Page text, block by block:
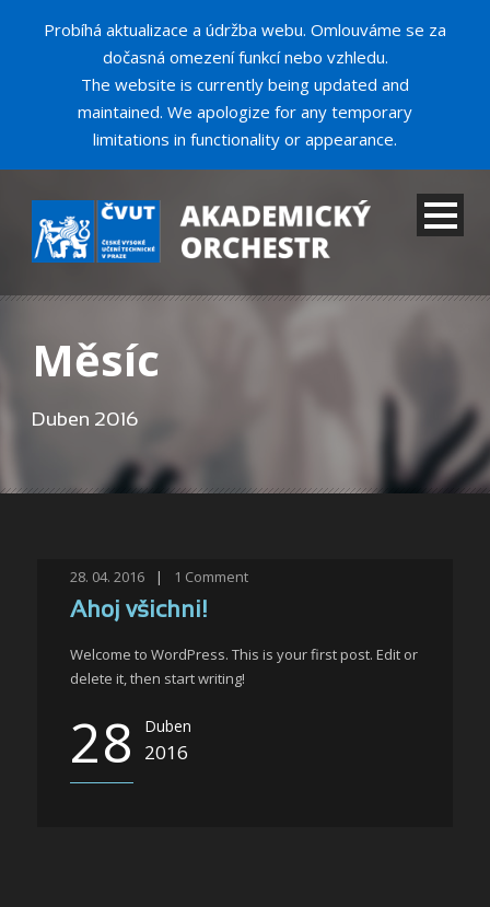
Měsíc
Duben 2016
28. 04. 2016 | 1 Comment
Ahoj všichni!
Welcome to WordPress. This is your first post. Edit or
delete it, then start writing!
28 Duben
2016
Probíhá aktualizace a údržba webu. Omlouváme se za
dočasná omezení funkcí nebo vzhledu.
The website is currently being updated and
maintained. We apologize for any temporary
limitations in functionality or appearance.